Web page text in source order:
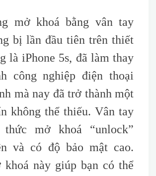
mở khoá bằng vân tay
bị lần đầu tiên trên thiết
là iPhone 5s, đã làm thay
công nghiệp điện thoại
mà nay đã trở thành một
không thể thiếu. Vân tay
mở khoá “unlock”
và có độ bảo mật cao.
khoá này giúp bạn có thể